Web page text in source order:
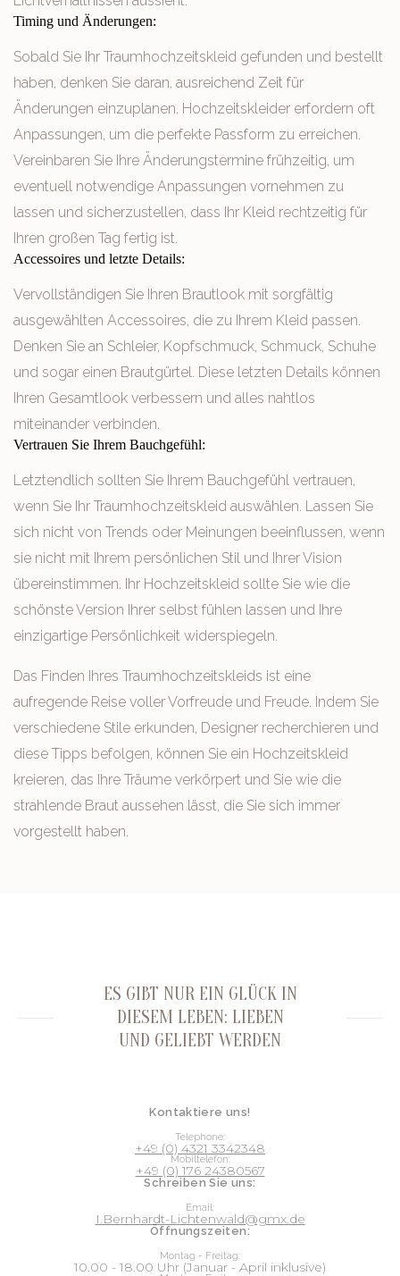
Timing und Änderungen:
Sobald Sie Ihr Traumhochzeitskleid gefunden und bestellt
haben, denken Sie daran, ausreichend Zeit für
Änderungen einzuplanen. Hochzeitskleider erfordern oft
Anpassungen, um die perfekte Passform zu erreichen.
Vereinbaren Sie Ihre Änderungstermine frühzeitig, um
eventuell notwendige Anpassungen vornehmen zu
lassen und sicherzustellen, dass Ihr Kleid rechtzeitig für
Ihren großen Tag fertig ist.
Accessoires und letzte Details:
Vervollständigen Sie Ihren Brautlook mit sorgfältig
ausgewählten Accessoires, die zu Ihrem Kleid passen.
Denken Sie an Schleier, Kopfschmuck, Schmuck, Schuhe
und sogar einen Brautgürtel. Diese letzten Details können
Ihren Gesamtlook verbessern und alles nahtlos
miteinander verbinden.
Vertrauen Sie Ihrem Bauchgefühl:
Letztendlich sollten Sie Ihrem Bauchgefühl vertrauen,
wenn Sie Ihr Traumhochzeitskleid auswählen. Lassen Sie
sich nicht von Trends oder Meinungen beeinflussen, wenn
sie nicht mit Ihrem persönlichen Stil und Ihrer Vision
übereinstimmen. Ihr Hochzeitskleid sollte Sie wie die
schönste Version Ihrer selbst fühlen lassen und Ihre
einzigartige Persönlichkeit widerspiegeln.
Das Finden Ihres Traumhochzeitskleids ist eine
aufregende Reise voller Vorfreude und Freude. Indem Sie
verschiedene Stile erkunden, Designer recherchieren und
diese Tipps befolgen, können Sie ein Hochzeitskleid
kreieren, das Ihre Träume verkörpert und Sie wie die
strahlende Braut aussehen lässt, die Sie sich immer
vorgestellt haben.
ES GIBT NUR EIN GLÜCK IN
DIESEM LEBEN: LIEBEN
UND GELIEBT WERDEN
Kontaktiere uns!
Telephone:
+49 (0) 4321 3342348
Mobiltelefon:
+49 (0) 176 24380567
Schreiben Sie uns:
Email:
I.Bernhardt-Lichtenwald@gmx.de
Öffnungszeiten:
Montag - Freitag:
10.00 - 18.00 Uhr (Januar - April inklusive)